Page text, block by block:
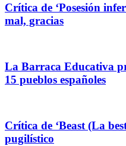
Crítica de ‘Posesión
mal, gracias
La Barraca Educativa
15 pueblos españoles
Crítica de ‘Beast (La
pugilístico